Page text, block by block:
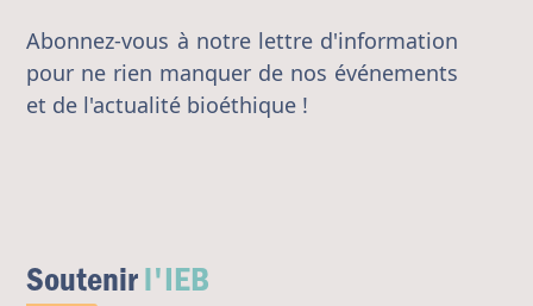
Abonnez-vous à notre lettre d'information
pour ne rien manquer de nos événements
et de l'actualité bioéthique !
Soutenirl'IEB